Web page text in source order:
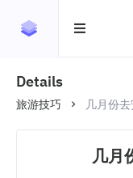
Details
旅游技巧 几月份
几月